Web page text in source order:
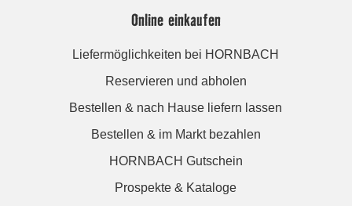
Online einkaufen
Liefermöglichkeiten bei HORNBACH
Reservieren und abholen
Bestellen & nach Hause liefern lassen
Bestellen & im Markt bezahlen
HORNBACH Gutschein
Prospekte & Kataloge